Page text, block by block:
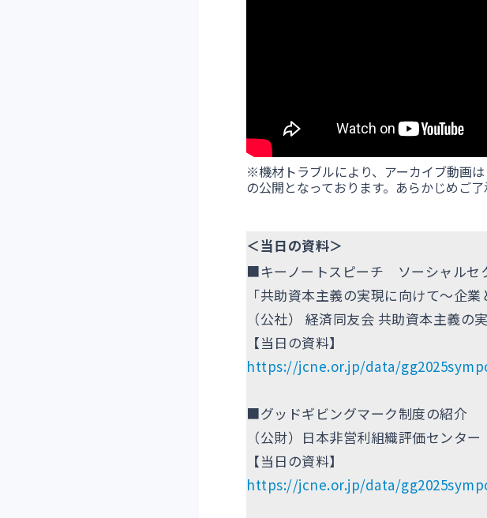
※機材トラブルにより、アーカイブ動画
の公開となっております。あらかじめご了
＜当日の資料＞
■キーノートスピーチ ソーシャルセ
「共助資本主義の実現に向けて～企業
（公社） 経済同友会 共助資本主義
【当日の資料】
https://jcne.or.jp/data/
■グッドギビングマーク制度の紹介
（公財）日本非営利組織評価セン
【当日の資料】
https://jcne.or.jp/data/